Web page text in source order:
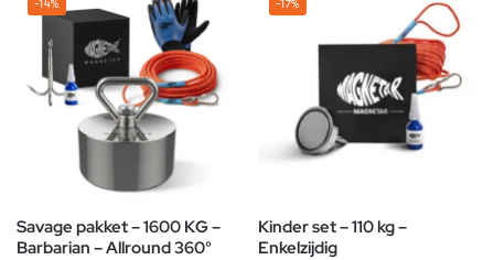
-14%
Savage pakket – 1600 KG –
Barbarian – Allround 360°
-17%
Kinder set – 110 kg –
Enkelzijdig